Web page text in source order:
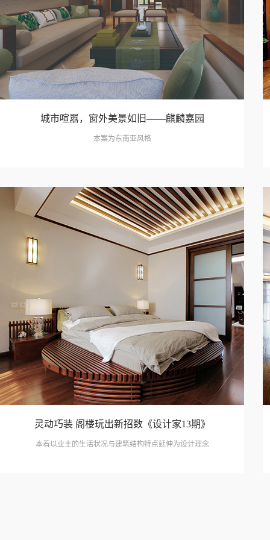
城市喧嚣，窗外美景如旧——麒麟嘉园
本案为东南亚风格
灵动巧装 阁楼玩出新招数《设计家13期》
本着以业主的生活状况与建筑结构特点延伸为设计理念